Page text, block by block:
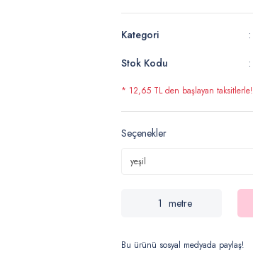
Kategori
Stok Kodu
* 12,65 TL den başlayan taksitlerle!
Seçenekler
metre
Bu ürünü sosyal medyada paylaş!